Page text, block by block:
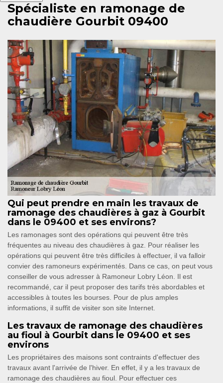
Spécialiste en ramonage de
chaudière Gourbit 09400
Qui peut prendre en main les travaux de
ramonage des chaudières à gaz à Gourbit
dans le 09400 et ses environs?
Les ramonages sont des opérations qui peuvent être très
fréquentes au niveau des chaudières à gaz. Pour réaliser les
opérations qui peuvent être très difficiles à effectuer, il va falloir
convier des ramoneurs expérimentés. Dans ce cas, on peut vous
conseiller de vous adresser à Ramoneur Lobry Léon. Il est
recommandé, car il peut proposer des tarifs très abordables et
accessibles à toutes les bourses. Pour de plus amples
informations, il suffit de visiter son site Internet.
Les travaux de ramonage des chaudières
au fioul à Gourbit dans le 09400 et ses
environs
Les propriétaires des maisons sont contraints d'effectuer des
travaux avant l'arrivée de l'hiver. En effet, il y a les travaux de
ramonage des chaudières au fioul. Pour effectuer ces